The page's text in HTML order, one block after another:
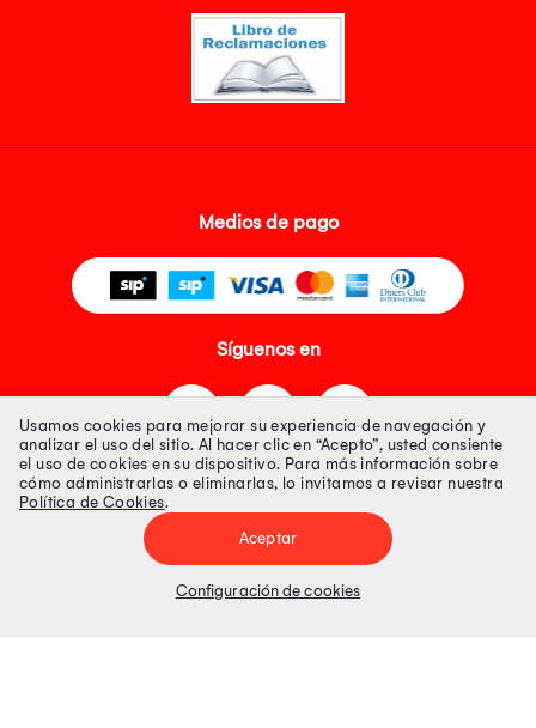
Medios de pago
Síguenos en
Tienda 100% Segura
Tiendas Peruanas S.A. R.U.C. Nº 20493020618. Todos los derechos
Precios disponibles solo en www.oechsle.pe. Precios online publicados
Usamos cookies para mejorar su experiencia de navegación y
analizar el uso del sitio. Al hacer clic en “Acepto”, usted consiente
el uso de cookies en su dispositivo. Para más información sobre
cómo administrarlas o eliminarlas, lo invitamos a revisar nuestra
Política de Cookies.
Aceptar
Configuración de cookies